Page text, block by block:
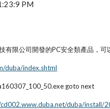
PM
有限公司開發的PC安全類產品，
duba/index.shtml
goto next
duba/install/